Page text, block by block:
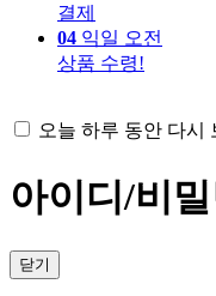
결제
04 익일 오전
상품 수령!
오늘 하루 동안 다시
아이디/비
닫기